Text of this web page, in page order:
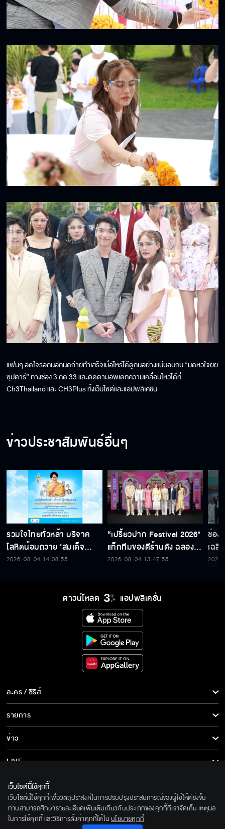
แฟนๆ อดใจรอกันอีกนิดถ่ายทำเสร็จเมื่อไหร่ได้ดูกันอย่างแน่นอนกับ “มัดหัวใจยัย
ซุปตาร์” ทางช่อง 3 กด 33 และติดตามอัพเดทความเคลื่อนไหวได้ที่
Ch3Thailand และ CH3Plus ทั้งเว็บไซต์และแอปพลิเคชัน
ข่าวประชาสัมพันธ์อื่นๆ
รวมใจไทยทั่วหล้า บริจาค
โลหิตน้อมถวาย ‘สมเด็จ
พระบรมราชชนนีพันปีหลวง’
ระลึก 80 พรรษาฯ อันทรง
2026-08-04 14:08:55
“เปรี้ยวปาก Festival 2026"
แท็กทีมของดีร้านดัง ฉลอง
ก้าวสู่ปีที่ 23
2026-08-04 13:47:55
ช่อง
เฉลิ
สมเ
พระ
ดาวน์โหลด แอปพลิเคชั่น
ละคร / ซีรีส์
ละคร/ซีรีส์
ซีรีส์นานาชาติ
การ์ตูน & เกม
รายการ
รายการทั้งหมด
ข่าว
ข่าวทั้งหมด
ข่าวประชาสัมพันธ์
LIVE
เกี่ยวกับเรา
BEC World
รู้จักเรา
ติดตามเราได้ที่
เว็บไซต์นี้ใช้คุกกี้
เว็บไซต์นี้ใช้คุกกี้เพื่อวัตถุประสงค์ในการปรับปรุงประสบการณ์ของผู้ใช้ให้ดียิ่งขึ้น
ท่านสามารถศึกษารายละเอียดเพิ่มเติมเกี่ยวกับประเภทของคุกกี้ที่เราจัดเก็บ เหตุผล
ในการใช้คุกกี้ และวิธีการตั้งค่าคุกกี้ได้ใน นโยบายคุกกี้